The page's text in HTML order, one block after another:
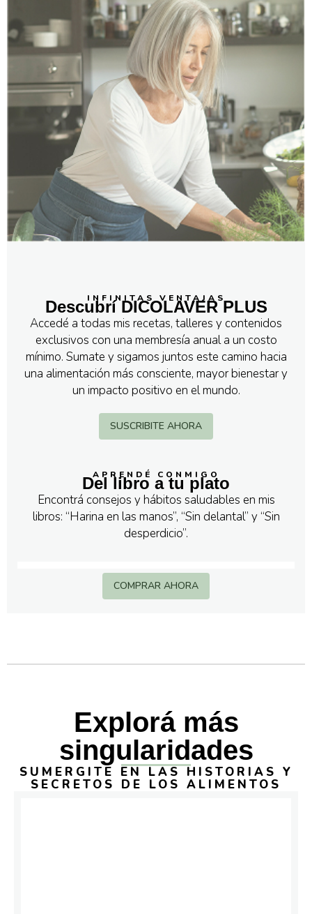
INFINITAS VENTAJAS
Descubrí DICOLAVER PLUS
Accedé a todas mis recetas, talleres y contenidos
exclusivos con una membresía anual a un costo
mínimo. Sumate y sigamos juntos este camino hacia
una alimentación más consciente, mayor bienestar y
un impacto positivo en el mundo.
SUSCRIBITE AHORA
APRENDÉ CONMIGO
Del libro a tu plato
Encontrá consejos y hábitos saludables en mis
libros: “Harina en las manos”, “Sin delantal” y “Sin
desperdicio”.
COMPRAR AHORA
Explorá más
singularidades
SUMERGITE EN LAS HISTORIAS Y
SECRETOS DE LOS ALIMENTOS